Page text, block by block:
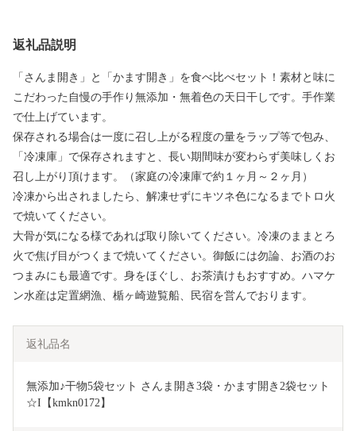
返礼品説明
「さんま開き」と「かます開き」を食べ比べセット！素材と味に
こだわった自慢の手作り無添加・無着色の天日干しです。手作業
で仕上げています。
保存される場合は一度に召し上がる程度の量をラップ等で包み、
「冷凍庫」で保存されますと、長い期間味が変わらず美味しくお
召し上がり頂けます。（家庭の冷凍庫で約１ヶ月～２ヶ月）
冷凍から出されましたら、解凍せずにキツネ色になるまでトロ火
で焼いてください。
大骨が気になる様であれば取り除いてください。冷凍のままとろ
火で焦げ目がつくまで焼いてください。御飯には勿論、お酒のお
つまみにも最適です。身をほぐし、お茶漬けもおすすめ。ハマケ
ン水産は定置網漁、楯ヶ崎遊覧船、民宿を営んでおります。
返礼品名
無添加♪干物5袋セット さんま開き3袋・かます開き2袋セット
☆I【kmkn0172】